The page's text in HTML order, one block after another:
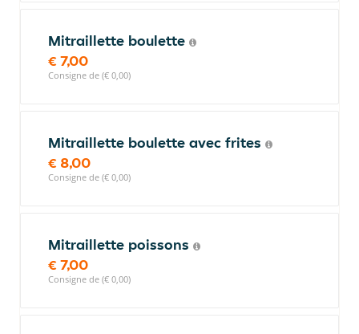
Mitraillette boulette
€ 7,00
Consigne de (€ 0,00)
Mitraillette boulette avec frites
€ 8,00
Consigne de (€ 0,00)
Mitraillette poissons
€ 7,00
Consigne de (€ 0,00)